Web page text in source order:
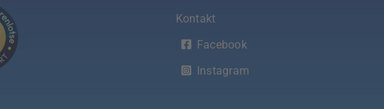
Kontakt
Facebook
Instagram